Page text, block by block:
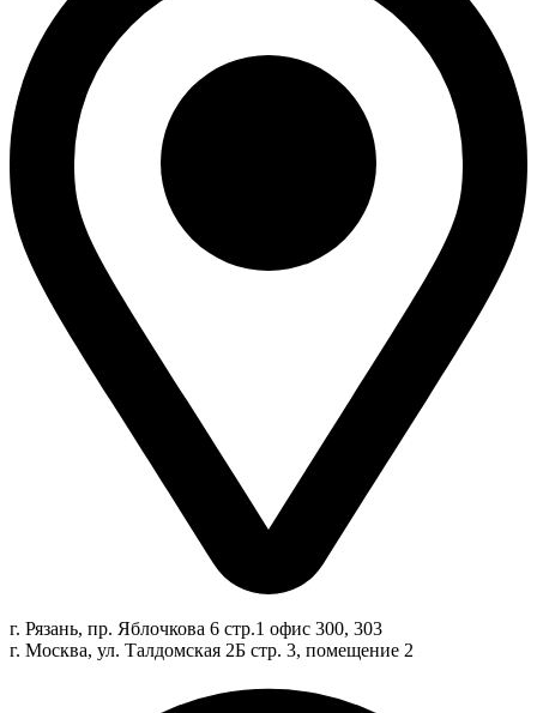
г. Рязань, пр. Яблочкова 6 стр.1 офис 300, 303
г. Москва, ул. Талдомская 2Б стр. 3, помещение 2